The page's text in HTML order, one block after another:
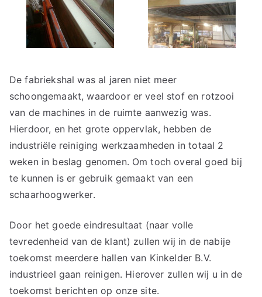
De fabriekshal was al jaren niet meer
schoongemaakt, waardoor er veel stof en rotzooi
van de machines in de ruimte aanwezig was.
Hierdoor, en het grote oppervlak, hebben de
industriële reiniging werkzaamheden in totaal 2
weken in beslag genomen. Om toch overal goed bij
te kunnen is er gebruik gemaakt van een
schaarhoogwerker.
Door het goede eindresultaat (naar volle
tevredenheid van de klant) zullen wij in de nabije
toekomst meerdere hallen van Kinkelder B.V.
industrieel gaan reinigen. Hierover zullen wij u in de
toekomst berichten op onze site.